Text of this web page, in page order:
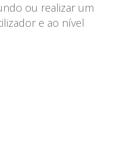
ou realizar um
e ao nível